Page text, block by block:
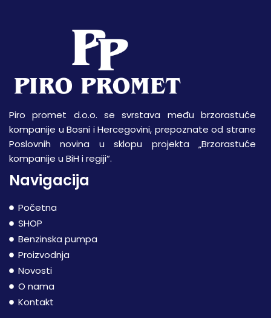
Piro promet d.o.o. se svrstava među brzorastuće
kompanije u Bosni i Hercegovini, prepoznate od strane
Poslovnih novina u sklopu projekta „Brzorastuće
kompanije u BiH i regiji“.
Navigacija
Početna
SHOP
Benzinska pumpa
Proizvodnja
Novosti
O nama
Kontakt